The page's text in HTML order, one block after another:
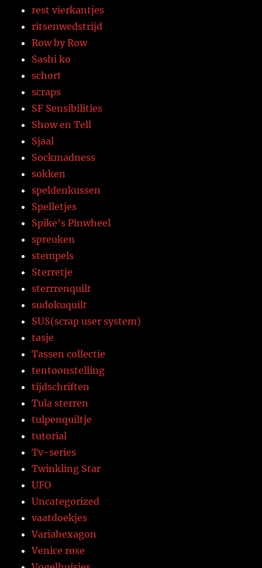
rest vierkantjes
ritsenwedstrijd
Row by Row
Sashi ko
schort
scraps
SF Sensibilities
Show en Tell
Sjaal
Sockmadness
sokken
speldenkussen
Spelletjes
Spike's Pinwheel
spreuken
stempels
Sterretje
sterrrenquilt
sudokuquilt
SUS(scrap user system)
tasje
Tassen collectie
tentoonstelling
tijdschriften
Tula sterren
tulpenquiltje
tutorial
Tv-series
Twinkling Star
UFO
Uncategorized
vaatdoekjes
Variahexagon
Venice rose